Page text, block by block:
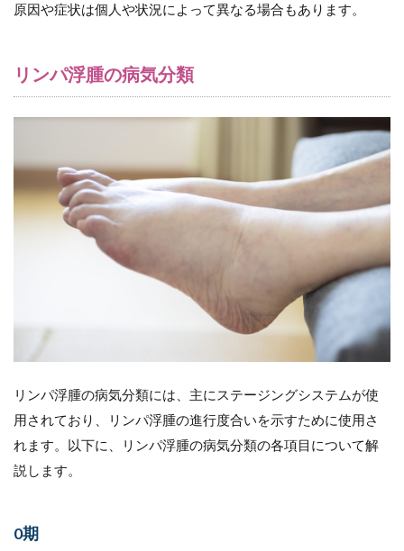
原因や症状は個人や状況によって異なる場合もあります。
リンパ浮腫の病気分類
リンパ浮腫の病気分類には、主にステージングシステムが使
用されており、リンパ浮腫の進行度合いを示すために使用さ
れます。以下に、リンパ浮腫の病気分類の各項目について解
説します。
0期